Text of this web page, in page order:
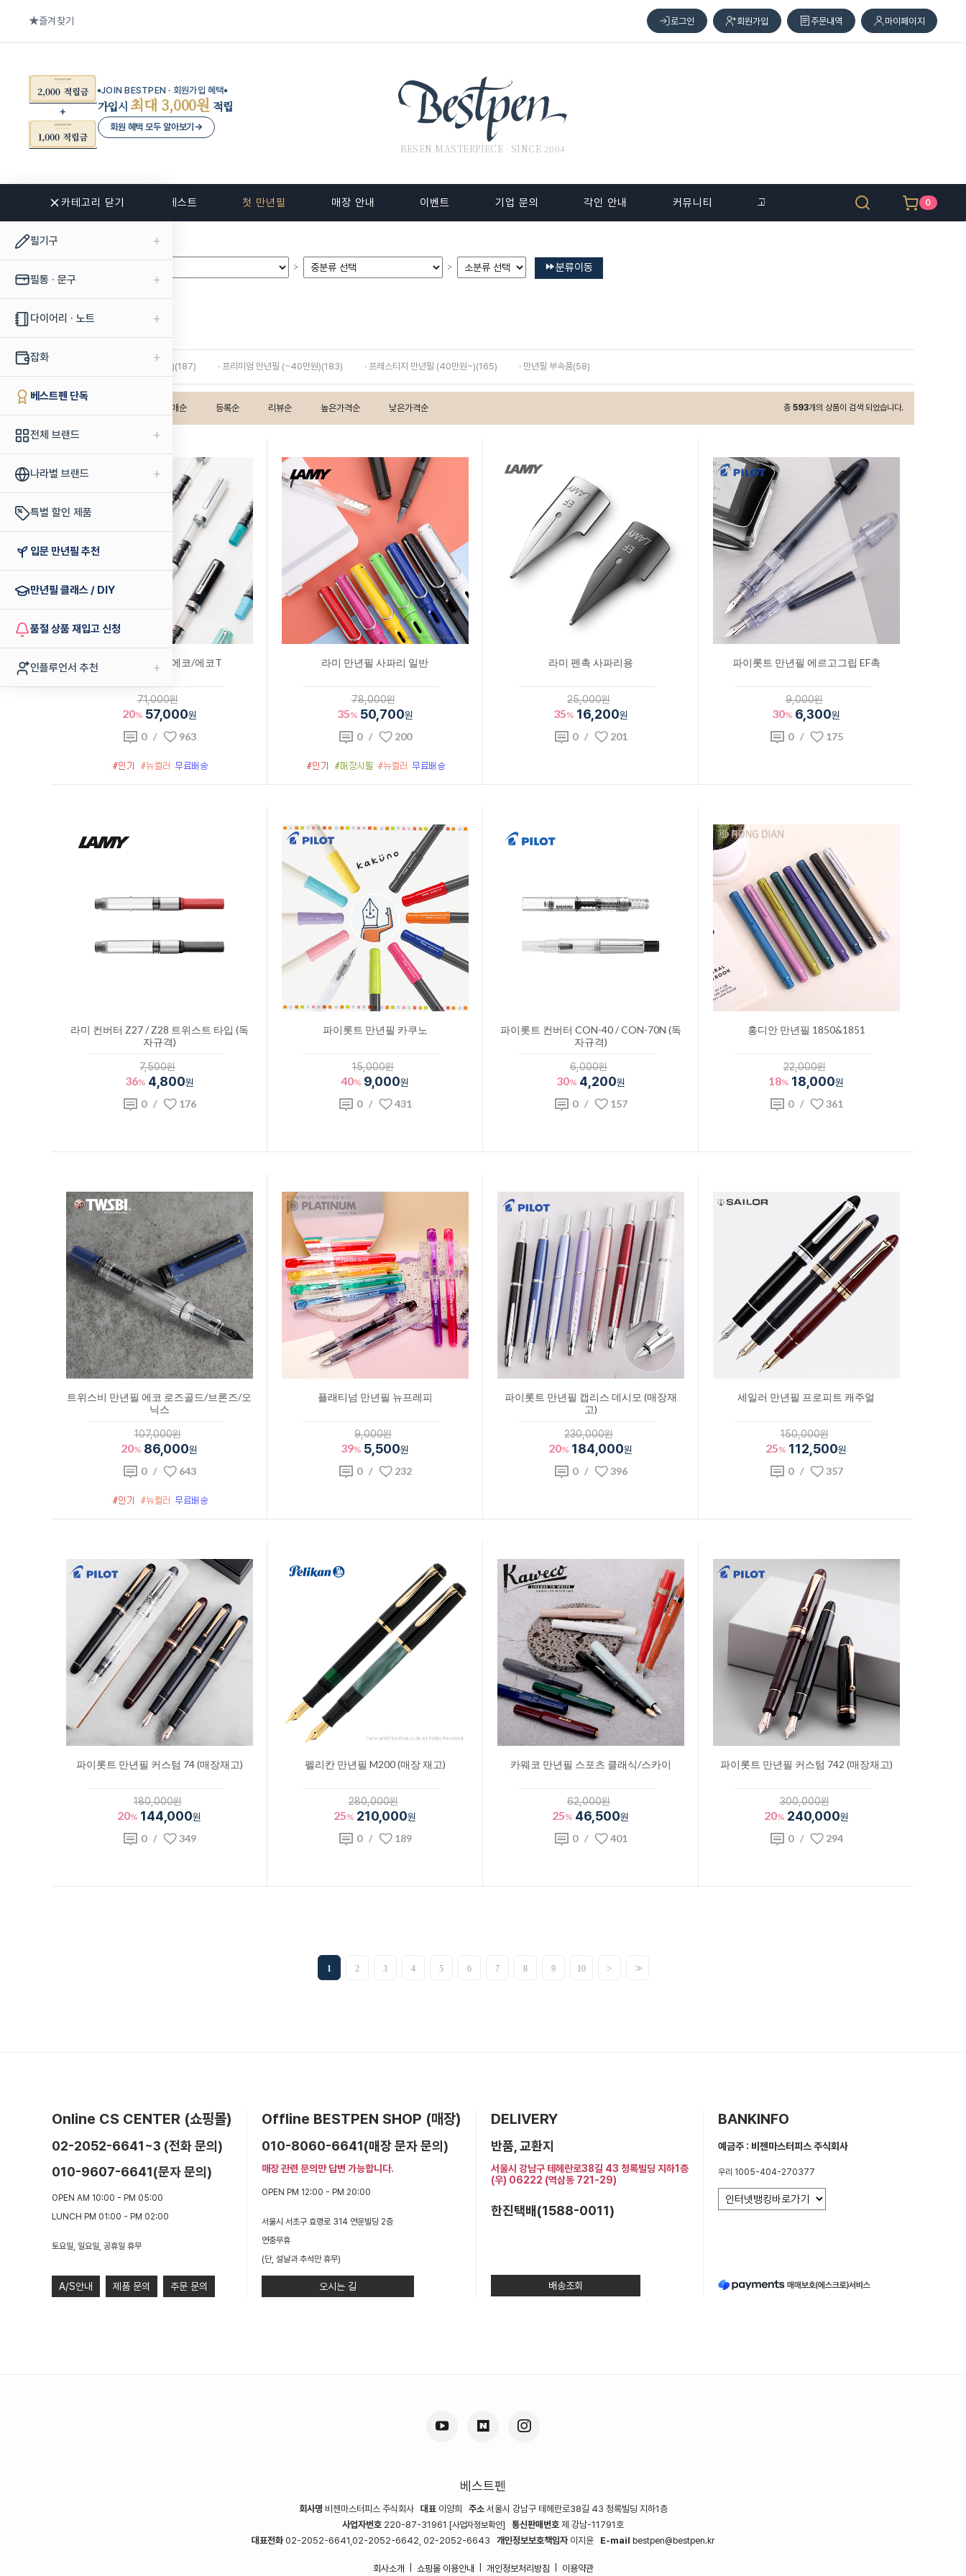
즐겨찾기
JOIN BESTPEN · 회원가입 혜택
가입시 최대 3,000원 적립
회원 혜택 모두 알아보기 →
로그인 회원가입 주문내역 마이페이지
BESEN MASTERPIECE · SINCE 2004
카테고리 닫기
필기구 +
필통 · 문구 +
다이어리 · 노트 +
잡화 +
베스트펜 단독
전체 브랜드 +
나라별 브랜드 +
특별 할인 제품
입문 만년필 추천
만년필 클래스 / DIY
품절 상품 재입고 신청
인플루언서 추천 +
신상품 베스트 첫 만년필 매장 안내 이벤트 기업 문의 각인 안내 커뮤니티 고객 센터 0
> > 분류이동
만년필
· 스탠다드 만년필 (~10만원)(187) · 프리미엄 만년필 (~40만원)(183) · 프레스티지 만년필 (40만원~)(165) · 만년필 부속품(58)
총 593개의 상품이 검색 되었습니다.
판매순 등록순 리뷰순 높은가격순 낮은가격순
트위스비 만년필 에코/에코T
71,000원
20% 57,000원
0/ 963
라미 만년필 사파리 일반
78,000원
35% 50,700원
0/ 200
라미 펜촉 사파리용
25,000원
35% 16,200원
0/ 201
파이롯트 만년필 에르고그립 EF촉
9,000원
30% 6,300원
0/ 175
라미 컨버터 Z27 / Z28 트위스트 타입 (독
자규격)
7,500원
36% 4,800원
0/ 176
파이롯트 만년필 카쿠노
15,000원
40% 9,000원
0/ 431
파이롯트 컨버터 CON-40 / CON-70N (독
자규격)
6,000원
30% 4,200원
0/ 157
홍디안 만년필 1850&1851
22,000원
18% 18,000원
0/ 361
트위스비 만년필 에코 로즈골드/브론즈/오
닉스
107,000원
20% 86,000원
0/ 643
플래티넘 만년필 뉴프레피
9,000원
39% 5,500원
0/ 232
파이롯트 만년필 캡리스 데시모 (매장재
고)
230,000원
20% 184,000원
0/ 396
세일러 만년필 프로피트 캐주얼
150,000원
25% 112,500원
0/ 357
파이롯트 만년필 커스텀 74 (매장재고)
180,000원
20% 144,000원
0/ 349
펠리칸 만년필 M200 (매장 재고)
280,000원
25% 210,000원
0/ 189
카웨코 만년필 스포츠 클래식/스카이
62,000원
25% 46,500원
0/ 401
파이롯트 만년필 커스텀 742 (매장재고)
300,000원
20% 240,000원
0/ 294
1 2 3 4 5 6 7 8 9 10 > >>
Online CS CENTER (쇼핑몰)
02-2052-6641~3 (전화 문의)
010-9607-6641(문자 문의)
OPEN AM 10:00 - PM 05:00
LUNCH PM 01:00 - PM 02:00
토요일, 일요일, 공휴일 휴무
A/S안내 제품 문의 주문 문의
Offline BESTPEN SHOP (매장)
010-8060-6641(매장 문자 문의)
매장 관련 문의만 답변 가능합니다.
OPEN PM 12:00 - PM 20:00
서울시 서초구 효령로 314 연운빌딩 2층
연중무휴
(단, 설날과 추석만 휴무)
오시는 길
DELIVERY
반품, 교환지
서울시 강남구 테헤란로38길 43 청록빌딩 지하1층
(우) 06222 (역삼동 721-29)
한진택배(1588-0011)
배송조회
BANKINFO
예금주 : 비젠마스터피스 주식회사
우리 1005-404-270377
베스트펜
회사명 비젠마스터피스 주식회사 대표이양희 주소서울시 강남구 테헤란로38길 43 청록빌딩 지하1층
사업자번호 220-87-31961 [사업자정보확인] 통신판매번호 제 강남-11791호
대표전화 02-2052-6641,02-2052-6642, 02-2052-6643 개인정보보호책임자이지윤 E-mail bestpen@bestpen.kr
회사소개 쇼핑몰 이용안내 개인정보처리방침 이용약관